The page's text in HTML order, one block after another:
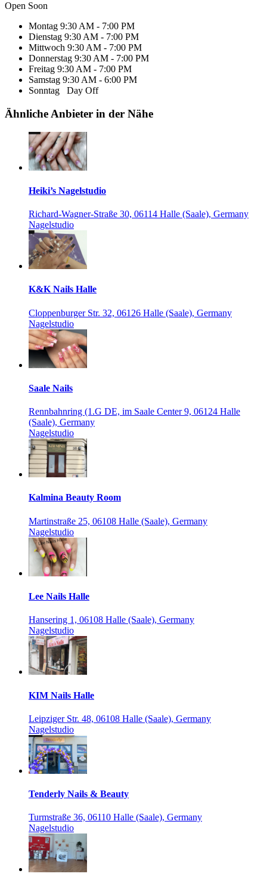
Open Soon
Montag 9:30 AM - 7:00 PM
Dienstag 9:30 AM - 7:00 PM
Mittwoch 9:30 AM - 7:00 PM
Donnerstag 9:30 AM - 7:00 PM
Freitag 9:30 AM - 7:00 PM
Samstag 9:30 AM - 6:00 PM
Sonntag Day Off
Ähnliche Anbieter in der Nähe
Heiki’s Nagelstudio
Richard-Wagner-Straße 30, 06114 Halle (Saale), Germany
Nagelstudio
K&K Nails Halle
Cloppenburger Str. 32, 06126 Halle (Saale), Germany
Nagelstudio
Saale Nails
Rennbahnring (1.G DE, im Saale Center 9, 06124 Halle
(Saale), Germany
Nagelstudio
Kalmina Beauty Room
Martinstraße 25, 06108 Halle (Saale), Germany
Nagelstudio
Lee Nails Halle
Hansering 1, 06108 Halle (Saale), Germany
Nagelstudio
KIM Nails Halle
Leipziger Str. 48, 06108 Halle (Saale), Germany
Nagelstudio
Tenderly Nails & Beauty
Turmstraße 36, 06110 Halle (Saale), Germany
Nagelstudio